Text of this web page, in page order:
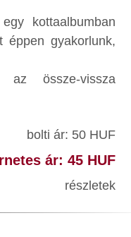
kottaalbumban
éppen gyakorlunk,
az össze-vissza
bolti ár: 50 HUF
ár: 45 HUF
részletek